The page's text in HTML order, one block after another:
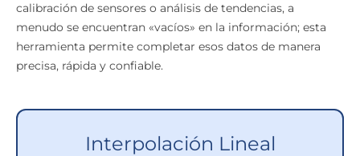
calibración de sensores o análisis de tendencias, a
menudo se encuentran «vacíos» en la información; esta
herramienta permite completar esos datos de manera
precisa, rápida y confiable.
Interpolación Lineal